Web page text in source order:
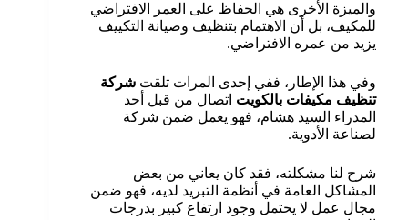
والميزة الأخرى هي الحفاظ على العمر الافتراضي
للمكيف، بل أن الاهتمام بتنظيف وصيانة التكييف
يزيد من عمره الافتراضي.
وفي هذا الإطار، ففي إحدى المرات تلقت شركة
تنظيف مكيفات بالكويت اتصال من قبل أحد
المدراء السيد هشام، فهو يعمل ضمن شركة
لصناعة الأدوية.
شرح لنا مشكلته، فقد كان يعاني من بعض
المشاكل العامة في أنظمة التبريد لديه، فهو ضمن
مجال عمل لا يحتمل وجود ارتفاع كبير بدرجات